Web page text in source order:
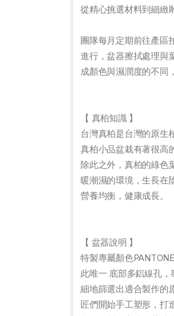
從精心挑選材料到細緻
團隊每月定期前往產區
進行，盆器擦拭處理與
成顏色與濕潤度的不同
【 真柏知識 】
台灣真柏是台灣的原生
真柏小品盆栽有著很高
除此之外，真柏的綠色
暖潮濕的環境，生長在
營養均衡，健康成長。
【 盆器說明 】
特製專屬顏色
此唯一 底部多鋁線孔
細地篩選出適合製作的
匠們開始手工塑形，打